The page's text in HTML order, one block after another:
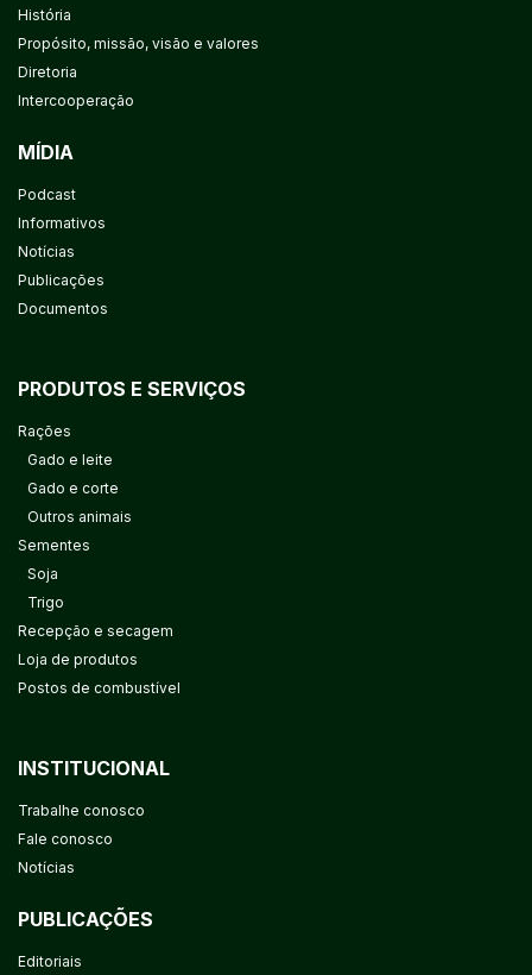
História
Propósito, missão, visão e valores
Diretoria
Intercooperação
MÍDIA
Podcast
Informativos
Notícias
Publicações
Documentos
PRODUTOS E SERVIÇOS
Rações
Gado e leite
Gado e corte
Outros animais
Sementes
Soja
Trigo
Recepção e secagem
Loja de produtos
Postos de combustível
INSTITUCIONAL
Trabalhe conosco
Fale conosco
Notícias
PUBLICAÇÕES
Editoriais